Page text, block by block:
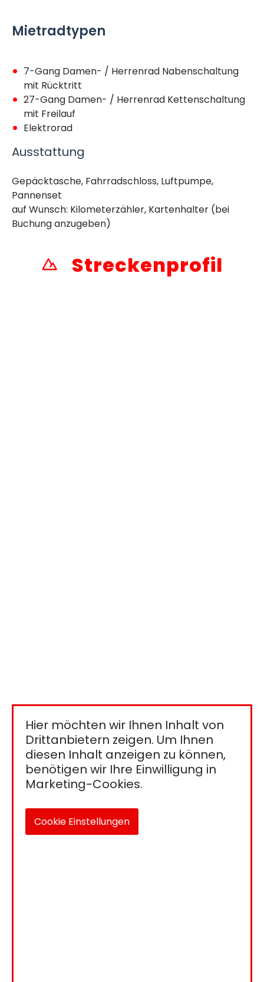
Mietradtypen
7-Gang Damen- / Herrenrad Nabenschaltung
mit Rücktritt
27-Gang Damen- / Herrenrad Kettenschaltung
mit Freilauf
Elektrorad
Ausstattung
Gepäcktasche, Fahrradschloss, Luftpumpe,
Pannenset
auf Wunsch: Kilometerzähler, Kartenhalter (bei
Buchung anzugeben)
Streckenprofil
Hier möchten wir Ihnen Inhalt von
Drittanbietern zeigen. Um Ihnen
diesen Inhalt anzeigen zu können,
benötigen wir Ihre Einwilligung in
Marketing-Cookies.
Cookie Einstellungen